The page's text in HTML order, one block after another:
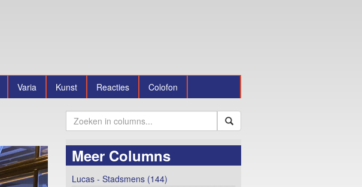
Varia Kunst Reacties Colofon
Meer Columns
Lucas - Stadsmens (144)